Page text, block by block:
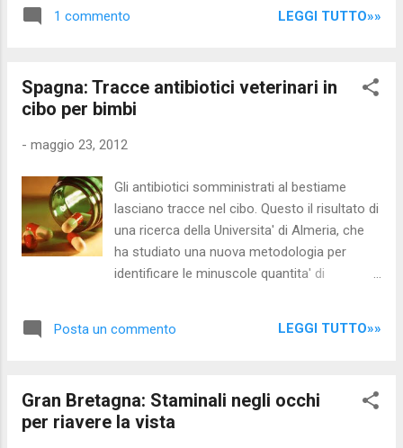
imbatto in coloro che non credono alle tesi
coloro che ci definiscono “complottisti”.
Escludendo qualche ingenuo e alcuni
parte sono studenti di economia che forti
scolastica dandoci degli ignoranti e carichi
della loro spocchia rifiutano qualunque
tentativo di discussione su quei basilari
concetti di diritto e di economia, che celano
due parole dedicate a quella simpatica risma
1 commento LEGGI TUTTO»»
Spagna: Tracce antibiotici veterinari in
cibo per bimbi
- maggio 23, 2012
Gli antibiotici somministrati al bestiame
lasciano tracce nel cibo. Questo il risultato di
una ricerca della Universita' di Almeria, che
ha studiato una nuova metodologia per
identificare le minuscole quantita' di
separare i composti assieme ad una
sostanze presenti nel cibo per bambini come
latte in polvere e prodotti a base di carne. "In
Posta un commento LEGGI TUTTO»»
Gran Bretagna: Staminali negli occhi
per riavere la vista